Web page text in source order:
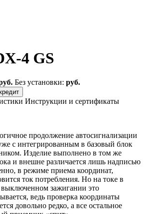
4 GS
Без установки: руб.
Инструкции и сертификаты
продолжение автосигнализации
с интегрированным в базовый блок
Изделие выполнено в том же
и внешне различается лишь надписью
в режиме приема координат,
ток потребления. Но на токе в
зажигании это
ведь проверка координаты
довольно редко, а все остальное